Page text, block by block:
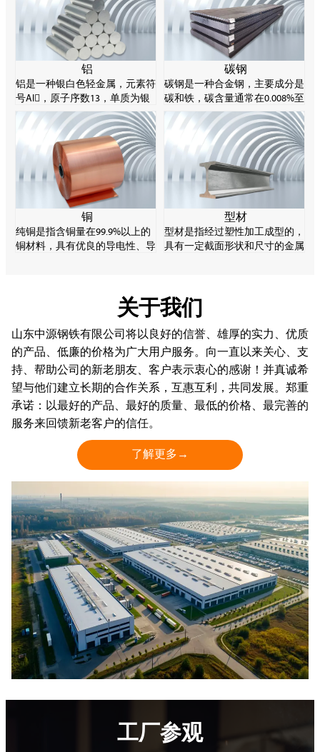
面形成一层薄薄的氧化物，阻止
进一步腐蚀。
铝
铝是一种银白色轻金属，元素符
号Al，原子序数13，单质为银
白色轻金属，有延展性，产品通
常制成棒、片、箔、粉、带、丝
等。
碳钢
碳钢是一种合金钢，主要成分是
碳和铁，碳含量通常在0.008%至
2.11%之间。碳钢可以通过控制
其碳含量来实现不同的强度等
级。碳钢由于材料成本低、塑性
好，在工业制造领域非常常见。
铜
纯铜是指含铜量在99.9%以上的
铜材料，具有优良的导电性、导
型材
型材是指经过塑性加工成型的，
具有一定截面形状和尺寸的金属
关于我们
山东中源钢铁有限公司将以良好的信誉、雄厚的实力、优质
的产品、低廉的价格为广大用户服务。向一直以来关心、支
持、帮助公司的新老朋友、客户表示衷心的感谢！并真诚希
望与他们建立长期的合作关系，互惠互利，共同发展。郑重
承诺：以最好的产品、最好的质量、最低的价格、最完善的
服务来回馈新老客户的信任。
了解更多→
工厂参观